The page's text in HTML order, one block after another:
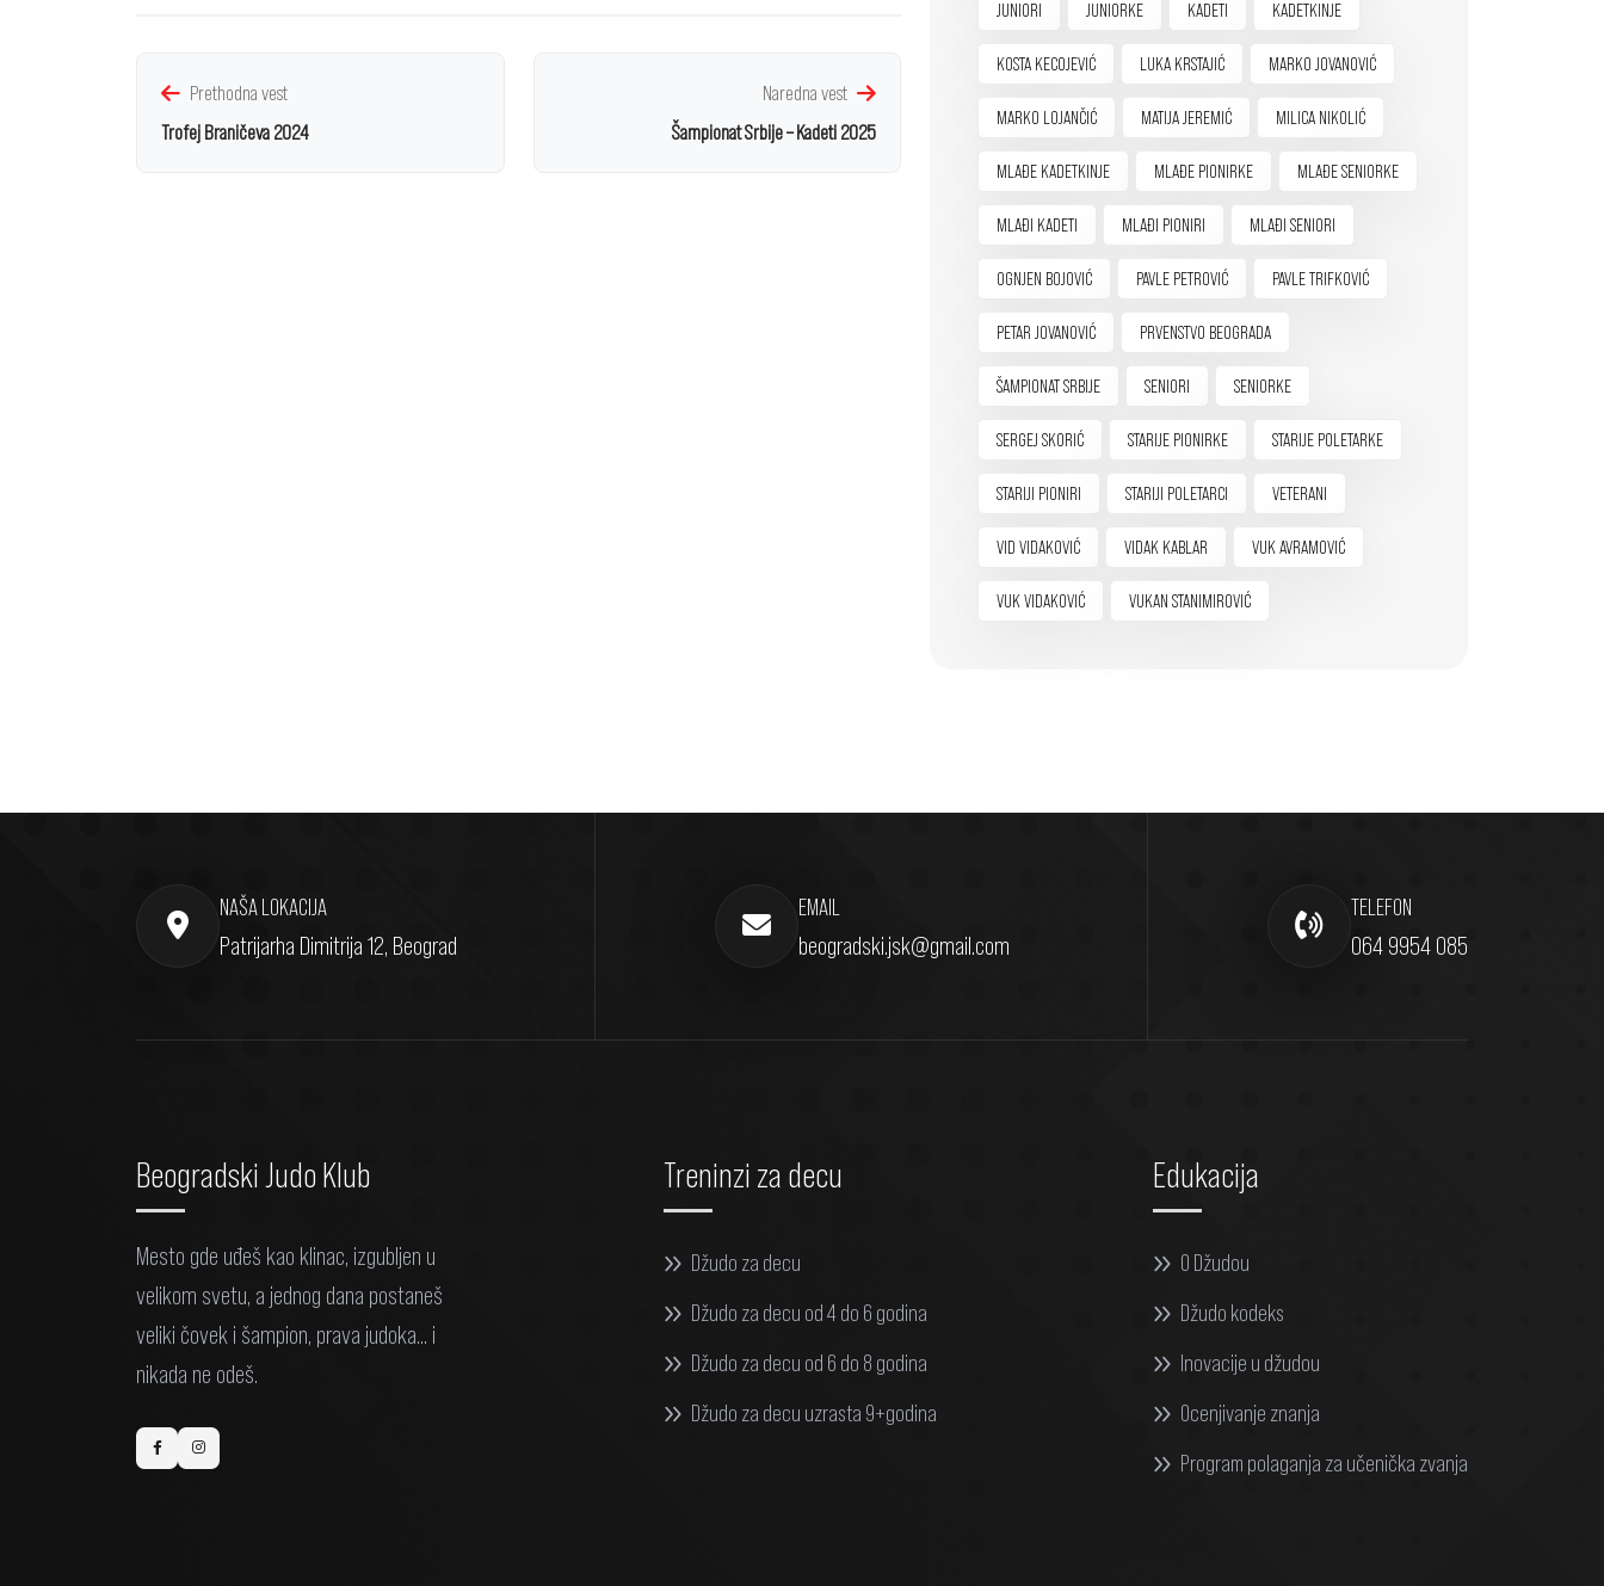
Prethodna vest
Trofej Braničeva 2024
Naredna vest
Šampionat Srbije – Kadeti 2025
JUNIORI JUNIORKE KADETI KADETKINJE
KOSTA KECOJEVIĆ LUKA KRSTAJIĆ MARKO JOVANOVIĆ
MARKO LOJANČIĆ MATIJA JEREMIĆ MILICA NIKOLIĆ
MLAĐE KADETKINJE MLAĐE PIONIRKE MLAĐE SENIORKE
MLAĐI KADETI MLAĐI PIONIRI MLAĐI SENIORI
OGNJEN BOJOVIĆ PAVLE PETROVIĆ PAVLE TRIFKOVIĆ
PETAR JOVANOVIĆ PRVENSTVO BEOGRADA
ŠAMPIONAT SRBIJE SENIORI SENIORKE
SERGEJ SKORIĆ STARIJE PIONIRKE STARIJE POLETARKE
STARIJI PIONIRI STARIJI POLETARCI VETERANI
VID VIDAKOVIĆ VIDAK KABLAR VUK AVRAMOVIĆ
VUK VIDAKOVIĆ VUKAN STANIMIROVIĆ
NAŠA LOKACIJA
Patrijarha Dimitrija 12, Beograd
EMAIL
beogradski.jsk@gmail.com
TELEFON
064 9954 085
Beogradski Judo Klub
Mesto gde uđeš kao klinac, izgubljen u
velikom svetu, a jednog dana postaneš
veliki čovek i šampion, prava judoka... i
nikada ne odeš.
Treninzi za decu
Džudo za decu
Džudo za decu od 4 do 6 godina
Džudo za decu od 6 do 8 godina
Džudo za decu uzrasta 9+godina
Edukacija
O Džudou
Džudo kodeks
Inovacije u džudou
Ocenjivanje znanja
Program polaganja za učenička zvanja